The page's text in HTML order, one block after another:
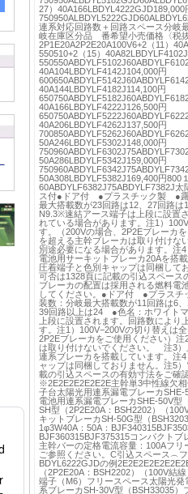
27）40A166LBDYL4222GJD189,000
連系対応回路数＋回路スペース
岐在庫区分品 番希望小売価格〈税
2P1E20A2P2E20A100V6+2（11）
550510+2（15）
40A104LBDYLF4142J104,000円
40A144LBDYLF4182J114,100円
40A166LBDYLF4222J126,500円
40A206LBDYLF4262J137,500円
50A246LBDYLF5302J148,000円
50A286LBDYLF5342J159,000円
50A308LBDYLF5382J169,400円800
60ABDYLF6382J75ABDYLF7382J
ス付●ドア付 ●プラスチック製 ●
最大搭載数が23回路は12、27回路
N9.3※速結アース端子は上段に設置
れている場合があります。注1）
す。（200Vの場合、2P2Eブレーカ
を超える主幹ブレーカは取り付けな
別途必要になる場合があります。注
電池用サーキットブレーカ20Aを搭
圧着端子と色別キャップは同梱して
可否は1328頁に記載の引込スペース
ブレーカの配置は採用される燃料電
してください。●ドア付 ●プラス
装数：分岐最大搭載数が11回路は6
39回路以上は24 ●色名：ホワイト
上段に設置されます。回路数により
す。注1）100V−200Vの切り替えは
2P2Eブレーカをご使用ください）
は取り付けないでください。 注3）
連系ブレーカを搭載しています。注
ャップは同梱しておりません。注5
載の引込スペースの有効寸法をご確
※2E2E2E2E2E2E主幹単3中性線欠
子台太陽光用連系漏電ブレーカ
電池用連系漏電ブレーカSHE-50V型
SH型（2P2E20A：BSH2202）（
キットブレーカSH-50G型（
1φ3W40A：50A：
BJF360315BJF375315コンパクトブ
主幹バーの定格電流容量：100Aフ
ご参照ください。C引込スペース︵
BDYL6222GJDの例
（2P2E20A：BSH2202）（100V結
端子（M6）フリースペース太陽光
系ブレーカSH-30V型（BSH33035